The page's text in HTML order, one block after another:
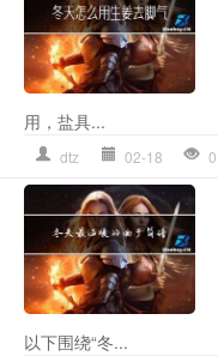
用，盐具...
dtz 02-18 0
以下围绕“冬...